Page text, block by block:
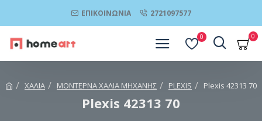
ΕΠΙΚΟΙΝΩΝΊΑ 2721097577
0 0
ΧΑΛΙΑ ΜΟΝΤΕΡΝΑ ΧΑΛΙΑ ΜΗΧΑΝΗΣ PLEXIS Plexis 42313 70
Plexis 42313 70